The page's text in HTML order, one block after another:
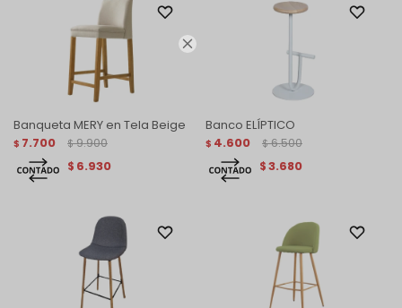

Banqueta MERY en Tela Beige
$ 7.700 $ 9.900
$ 6.930
Banco ELÍPTICO
$ 4.600 $ 6.500
$3.680